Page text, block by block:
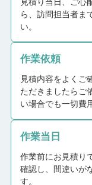
ら、訪問担当者ま
い。
作業依頼
見積内容をよくご
ただきましたらご
い場合でも一切費
作業当日
作業前にお見積り
確認し、間違いが
す。